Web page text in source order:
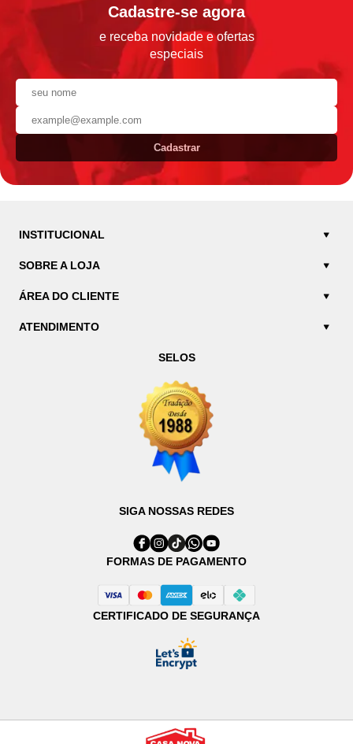
Cadastre-se agora
e receba novidade e ofertas
especiais
Cadastrar
INSTITUCIONAL
SOBRE A LOJA
ÁREA DO CLIENTE
ATENDIMENTO
SELOS
SIGA NOSSAS REDES
FORMAS DE PAGAMENTO
CERTIFICADO DE SEGURANÇA